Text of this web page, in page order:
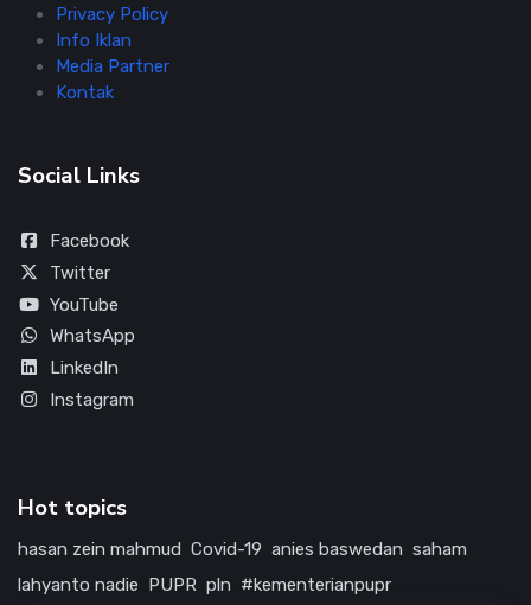
Privacy Policy
Info Iklan
Media Partner
Kontak
Social Links
Facebook
Twitter
YouTube
WhatsApp
LinkedIn
Instagram
Hot topics
hasan zein mahmud Covid-19 anies baswedan saham
lahyanto nadie PUPR pln #kementerianpupr